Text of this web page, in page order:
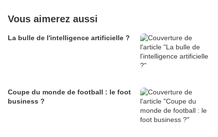
Vous aimerez aussi
La bulle de l'intelligence artificielle ?
Coupe du monde de football : le foot
business ?